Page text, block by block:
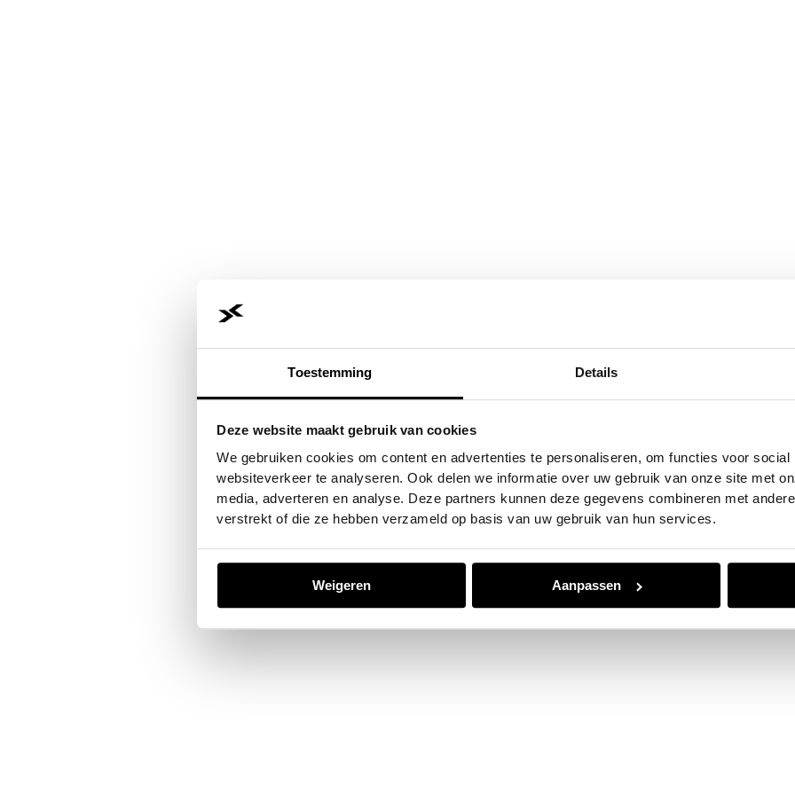
Toestemming Details
Deze website maakt gebruik van cookies
We gebruiken cookies om content en advertenties te personaliseren, om functies voor
websiteverkeer te analyseren. Ook delen we informatie over uw gebruik van onze site met
media, adverteren en analyse. Deze partners kunnen deze gegevens combineren met
verstrekt of die ze hebben verzameld op basis van uw gebruik van hun services.
Weigeren Aanpassen
Application error: aclient-side exception has occurred while loadingwww.jvk.nl(see the